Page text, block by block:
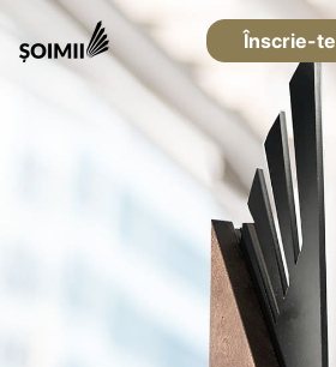
Înscrie-te